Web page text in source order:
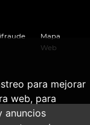
para mejorar
web, para
anuncios
Mapa
Web